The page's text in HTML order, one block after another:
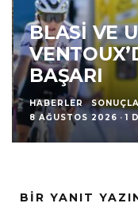
BLASI VE
BAŞARI
HABERLER
8 AĞUSTOS 2026 · 1
BIR YANIT